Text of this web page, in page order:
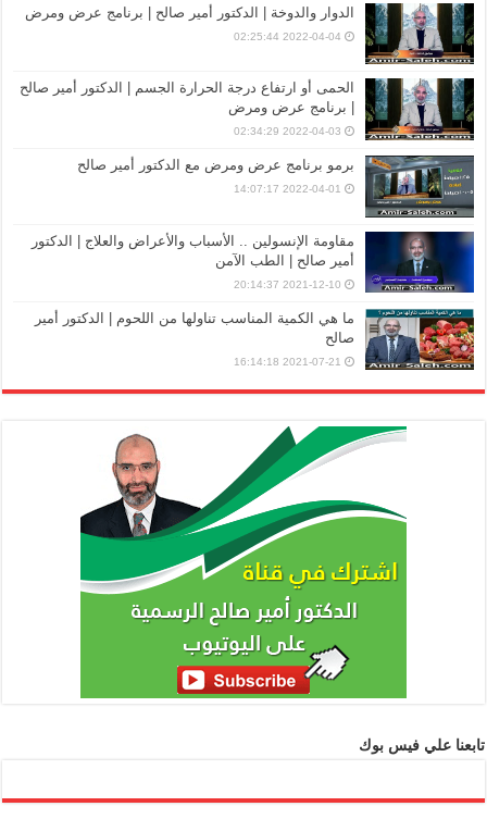
الدوار والدوخة | الدكتور أمير صالح | برنامج عرض ومرض
2022-04-04 02:25:44
الحمى أو ارتفاع درجة الحرارة الجسم | الدكتور أمير صالح
| برنامج عرض ومرض
2022-04-03 02:34:29
برمو برنامج عرض ومرض مع الدكتور أمير صالح
2022-04-01 14:07:17
مقاومة الإنسولين .. الأسباب والأعراض والعلاج | الدكتور
أمير صالح | الطب الآمن
2021-12-10 20:14:37
ما هي الكمية المناسب تناولها من اللحوم | الدكتور أمير
صالح
2021-07-21 16:14:18
تابعنا علي فيس بوك